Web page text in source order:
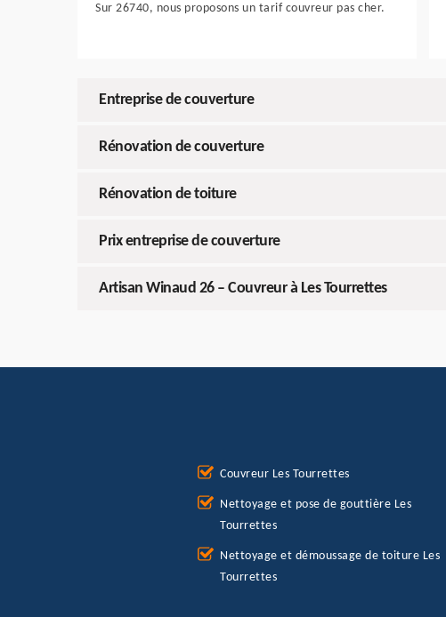
Sur 26740, nous proposons un tarif couvreur pas cher.
Entreprise de couverture
Rénovation de couverture
Rénovation de toiture
Prix entreprise de couverture
Artisan Winaud 26 – Couvreur à Les Tourrettes
Couvreur Les Tourrettes
Nettoyage et pose de gouttière Les
Tourrettes
Nettoyage et démoussage de toiture Les
Tourrettes